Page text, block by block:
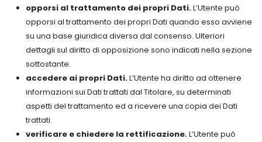
opporsi al trattamento dei propri Dati.L’Utente può
opporsi al trattamento dei propri Dati quando esso avviene
su una base giuridica diversa dal consenso. Ulteriori
dettagli sul diritto di opposizione sono indicati nella sezione
sottostante.
accedere ai propri Dati.L’Utente ha diritto ad ottenere
informazioni sui Dati trattati dal Titolare, su determinati
aspetti del trattamento ed a ricevere una copia dei Dati
trattati.
verificare e chiedere la rettificazione.L’Utente può